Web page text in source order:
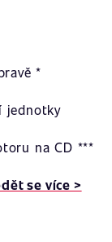
*
jednotky
na CD ***
se více >